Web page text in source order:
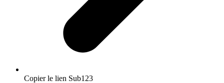
Copier le lien Sub123